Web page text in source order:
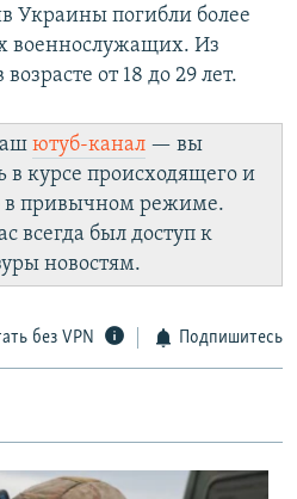
Украины погибли более
военнослужащих. Из
от 18 до 29 лет.
ютуб-канал — вы
в курсе происходящего и
в привычном режиме.
всегда был доступ к
новостям.
без VPN Подпишитесь